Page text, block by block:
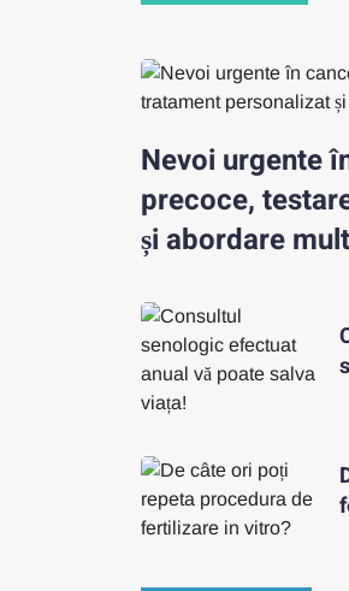
Nevoi urgente
precoce,
și abordare